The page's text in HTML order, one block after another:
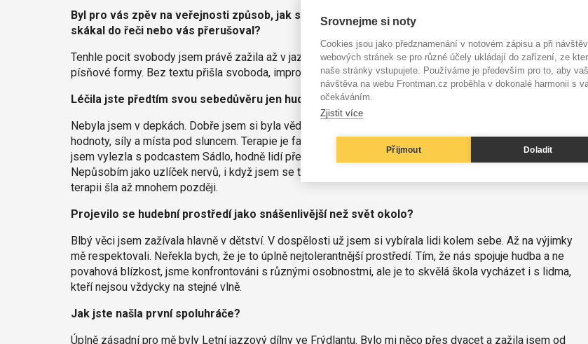
Byl pro vás zpěv na veřejnosti způsob, jak se vyjádřit naprosto svobodně bez toho, aby vám někdo
skákal do řeči nebo vás přerušoval?
Tenhle pocit svobody jsem právě zažila až v jazzu. Hodně mě předtím svazovaly texty a jednoduché
písňové formy. Bez textu přišla svoboda, improvizace, složitější harmonie, bylo nádherný to objevovat.
Léčila jste předtím svou sebedůvěru jen hudbou, nebo jste vyhledala terapeutickou podporu?
Nebyla jsem v depkách. Dobře jsem si byla vědomá svýho potenciálu. Hudba mi dávala vědomí své
hodnoty, síly a místa pod sluncem. Terapie je fajn vždycky, ale nebyla jsem vydeptaná nebo zlomená. Když
jsem vylezla s podcastem Sádlo, hodně lidí překvapilo, co jsem řešila a nakolik jsem o sobě pochybovala.
Nepůsobím jako uzlíček nervů, i když jsem se tak někdy cejtila. Šla jsem si svou cestou. Poprvé jsem na
terapii šla až mnohem později.
Projevilo se hudební prostředí jako snášenlivější než svět okolo?
Blbý věci jsem zažívala hlavně v dětství. V dospělosti už jsem si vybírala lidi kolem sebe. Až na výjimky
mě respektovali. Neřekla bych, že je to úplně nejtolerantnější prostředí. Tím, že nás spojuje hudba a ne
povahová blízkost, jsme konfrontováni s různými osobnostmi, ale je to skvělá škola vycházet i s lidma,
kteří nejsou vždycky na stejné vlně.
Jak jste našla první spoluhráče?
Úplně zásadní pro mě byly Letní jazzový dílny ve Frýdlantu. Bylo mi něco přes dvacet a zažila jsem od
Srovnejme si noty
Cookies jsou jako předznamenání v notovém zápisu a při
webových stránek se pro různé účely ukládají do zařízení, ze
naše stránky vstupujete. Používáme je především pro to, aby
návštěva na webu Frontman.cz proběhla v dokonalé harmonii s
očekáváním.
Zjistit více
Přijmout Doladit